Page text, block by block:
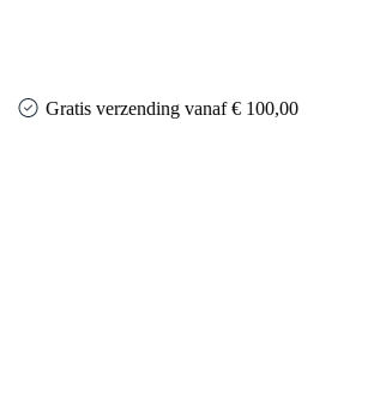
Gratis verzending vanaf € 100,00